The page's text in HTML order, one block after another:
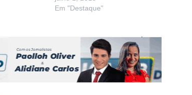
Em "Destaque"